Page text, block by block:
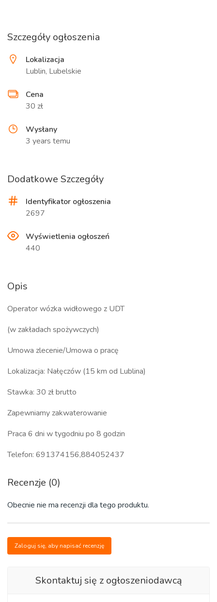
Szczegóły ogłoszenia
Lokalizacja
Lublin, Lubelskie
Cena
30 zł
Wysłany
3 years temu
Dodatkowe Szczegóły
Identyfikator ogłoszenia
2697
Wyświetlenia ogłoszeń
440
Opis
Operator wózka widłowego z UDT
(w zakładach spożywczych)
Umowa zlecenie/Umowa o pracę
Lokalizacja: Nałęczów (15 km od Lublina)
Stawka: 30 zł brutto
Zapewniamy zakwaterowanie
Praca 6 dni w tygodniu po 8 godzin
Telefon: 691374156,884052437
Recenzje (0)
Obecnie nie ma recenzji dla tego produktu.
Zaloguj się, aby napisać recenzję
Skontaktuj się z ogłoszeniodawcą